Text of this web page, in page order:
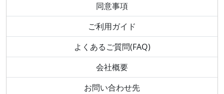
同意事項
ご利用ガイド
よくあるご質問(FAQ)
会社概要
お問い合わせ先